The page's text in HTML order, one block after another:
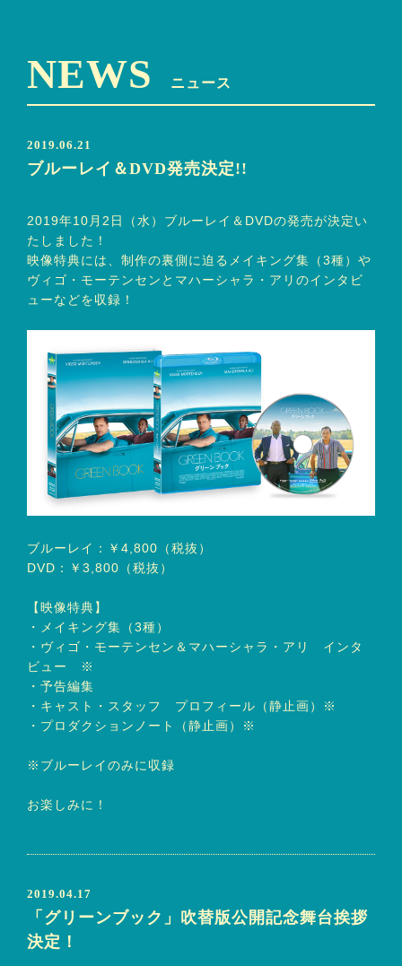
NEWS ニュース
2019.06.21
ブルーレイ＆DVD発売決定!!
2019年10月2日（水）ブルーレイ＆DVDの発売が決定い
たしました！
映像特典には、制作の裏側に迫るメイキング集（3種）や
ヴィゴ・モーテンセンとマハーシャラ・アリのインタビ
ューなどを収録！
ブルーレイ：￥4,800（税抜）
DVD：￥3,800（税抜）
【映像特典】
・メイキング集（3種）
・ヴィゴ・モーテンセン＆マハーシャラ・アリ インタ
ビュー ※
・予告編集
・キャスト・スタッフ プロフィール（静止画）※
・プロダクションノート（静止画）※
※ブルーレイのみに収録
お楽しみに！
2019.04.17
「グリーンブック」吹替版公開記念舞台挨拶
決定！